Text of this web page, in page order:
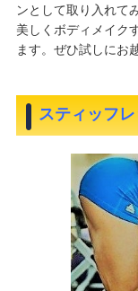
ンとして取り入れて
美しくボディメイク
ます。ぜひ試しにお
スティッフ